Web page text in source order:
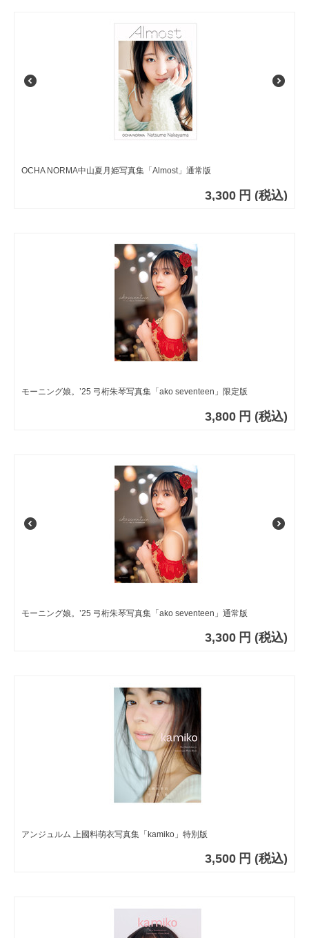
OCHA NORMA中山夏月姫写真集「Almost」通常版
3,300 円 (税込)
モーニング娘。’25 弓桁朱琴写真集「ako seventeen」限定版
3,800 円 (税込)
モーニング娘。’25 弓桁朱琴写真集「ako seventeen」通常版
3,300 円 (税込)
アンジュルム 上國料萌衣写真集「kamiko」特別版
3,500 円 (税込)